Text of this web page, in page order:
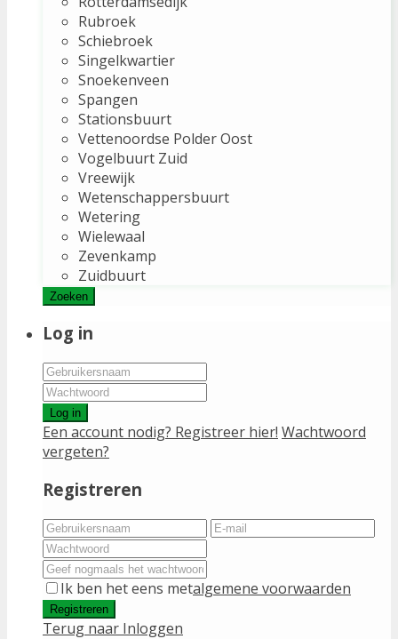
Rubroek
Schiebroek
Singelkwartier
Snoekenveen
Spangen
Stationsbuurt
Vettenoordse Polder Oost
Vogelbuurt Zuid
Vreewijk
Wetenschappersbuurt
Wetering
Wielewaal
Zevenkamp
Zuidbuurt
Zoeken
Log in
Log in
Een account nodig? Registreer hier! Wachtwoord
vergeten?
Registreren
Ik ben het eens metalgemene voorwaarden
Registreren
Terug naar Inloggen